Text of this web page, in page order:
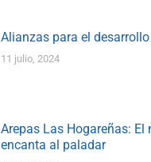
Alianzas para el
11 julio, 2024
Arepas Las Hogareñas: El
encanta al paladar